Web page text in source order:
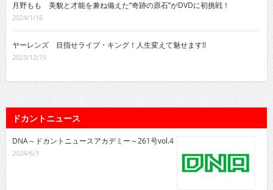
月野もも 美貌と才能を兼ね備えた“奇跡の原石”がDVDに初挑戦！
2024/1/16
ヤーレンズ 目指せライブ・キング！人生変えて魅せます!!
2023/12/15
ドカントニュース
DNA～ドカントニュースアカデミー～261号vol.4
2024/6/3